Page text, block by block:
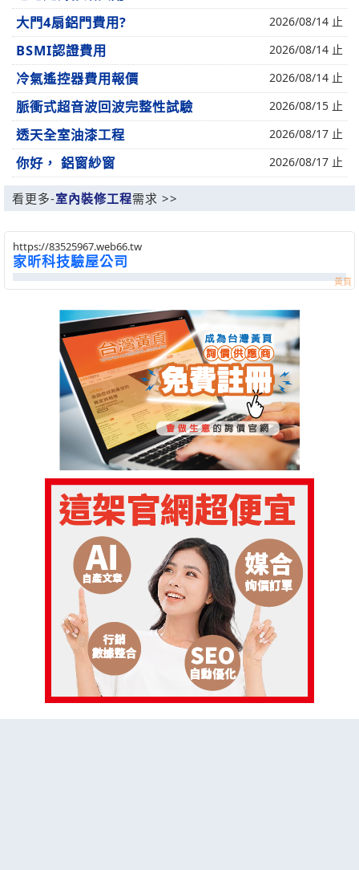
大門4扇鋁門費用? 2026/08/14 止
BSMI認證費用 2026/08/14 止
冷氣遙控器費用報價 2026/08/14 止
脈衝式超音波回波完整性試驗 2026/08/15 止
透天全室油漆工程 2026/08/17 止
你好， 鋁窗紗窗 2026/08/17 止
看更多-室內裝修工程需求 >>
https://83525967.web66.tw
家昕科技驗屋公司